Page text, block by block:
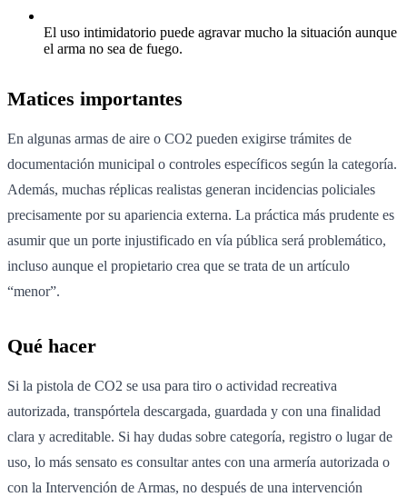
El uso intimidatorio puede agravar mucho la situación aunque
el arma no sea de fuego.
Matices importantes
En algunas armas de aire o CO2 pueden exigirse trámites de
documentación municipal o controles específicos según la categoría.
Además, muchas réplicas realistas generan incidencias policiales
precisamente por su apariencia externa. La práctica más prudente es
asumir que un porte injustificado en vía pública será problemático,
incluso aunque el propietario crea que se trata de un artículo
“menor”.
Qué hacer
Si la pistola de CO2 se usa para tiro o actividad recreativa
autorizada, transpórtela descargada, guardada y con una finalidad
clara y acreditable. Si hay dudas sobre categoría, registro o lugar de
uso, lo más sensato es consultar antes con una armería autorizada o
con la Intervención de Armas, no después de una intervención